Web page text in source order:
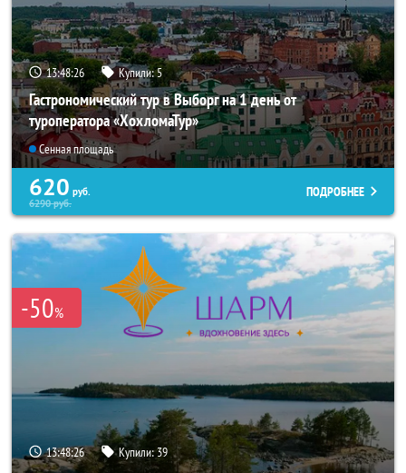
13:48:25 Купили:5
Гастрономический тур в Выборг на 1 день от
туроператора «ХохломаТур»
Сенная площадь
620 руб.
6290руб.
ПОДРОБНЕЕ
-50%
13:48:25 Купили:39